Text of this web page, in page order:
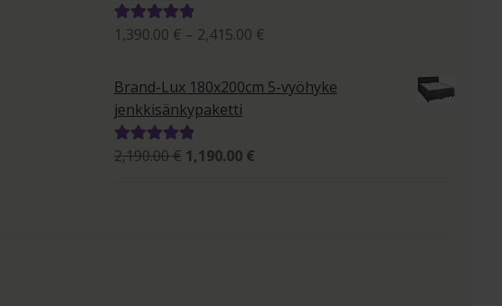
Arvostelu
5.00
/ 5
1,390.00 € – 2,415.00 €
-
2,415.00 €
Brand-Lux 180x200cm 5-vyöhyke
jenkkisänkypaketti
Arvostelu
2,190.00€ Alkuperäinen
1,190.00 €Nykyinen